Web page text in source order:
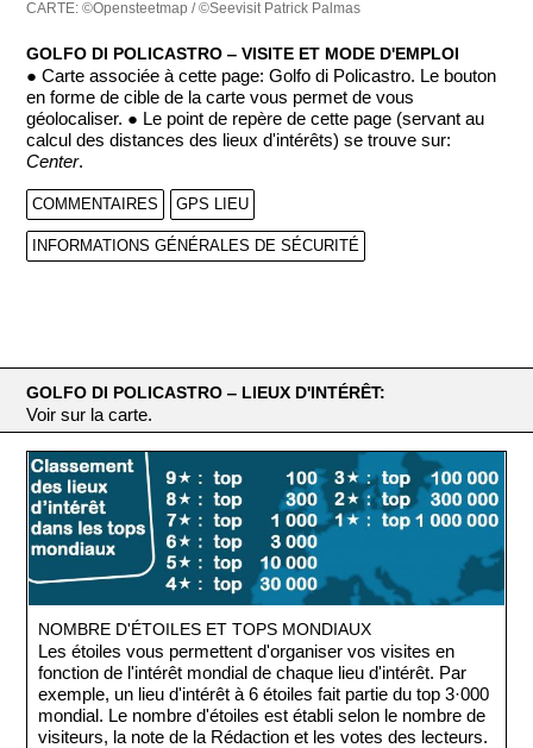
CARTE: ©Opensteetmap / ©Seevisit Patrick Palmas
GOLFO DI POLICASTRO ‒ VISITE ET MODE D'EMPLOI
● Carte associée à cette page: Golfo di Policastro. Le bouton
en forme de cible de la carte vous permet de vous
géolocaliser. ● Le point de repère de cette page (servant au
calcul des distances des lieux d'intérêts) se trouve sur:
Center.
COMMENTAIRES GPS LIEU
INFORMATIONS GÉNÉRALES DE SÉCURITÉ
GOLFO DI POLICASTRO ‒ LIEUX D'INTÉRÊT:
Voir sur la carte.
NOMBRE D'ÉTOILES ET TOPS MONDIAUX
Les étoiles vous permettent d'organiser vos visites en
fonction de l'intérêt mondial de chaque lieu d'intérêt. Par
exemple, un lieu d'intérêt à 6 étoiles fait partie du top 3·000
mondial. Le nombre d'étoiles est établi selon le nombre de
visiteurs, la note de la Rédaction et les votes des lecteurs.